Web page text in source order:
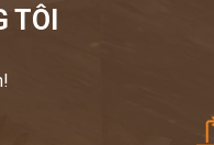
TÔI